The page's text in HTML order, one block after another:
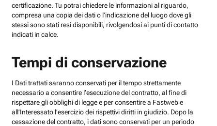
certificazione. Tu potrai chiedere le informazioni al riguardo,
compresa una copia dei dati o l’indicazione del luogo dove gli
stessi sono stati resi disponibili, rivolgendosi ai punti di contatto
indicati in calce.
Tempi di conservazione
I Dati trattati saranno conservati per il tempo strettamente
necessario a consentire l’esecuzione del contratto, al fine di
rispettare gli obblighi di legge e per consentire a Fastweb e
all’Interessato l’esercizio dei rispettivi diritti in giudizio. Dopo la
cessazione del contratto, i dati sono conservati per un periodo